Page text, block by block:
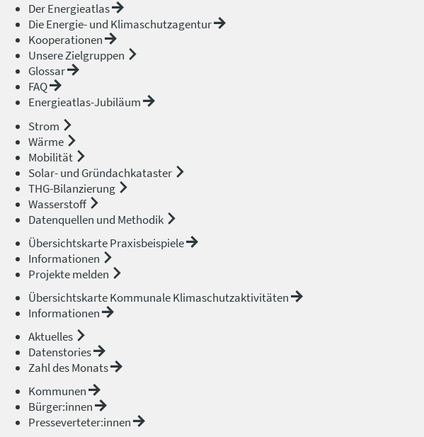
Der Energieatlas
Die Energie- und Klimaschutzagentur
Kooperationen
Unsere Zielgruppen
Glossar
FAQ
Energieatlas-Jubiläum
Strom
Wärme
Mobilität
Solar- und Gründachkataster
THG-Bilanzierung
Wasserstoff
Datenquellen und Methodik
Übersichtskarte Praxisbeispiele
Informationen
Projekte melden
Übersichtskarte Kommunale Klimaschutzaktivitäten
Informationen
Aktuelles
Datenstories
Zahl des Monats
Kommunen
Bürger:innen
Presseverteter:innen